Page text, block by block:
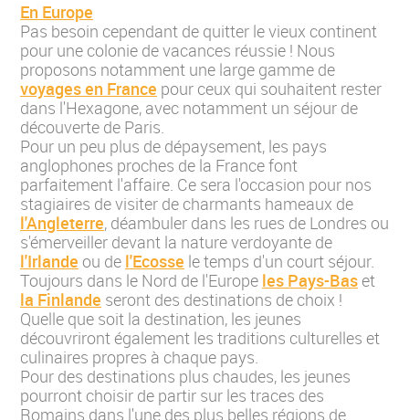
En Europe
Pas besoin cependant de quitter le vieux continent
pour une colonie de vacances réussie ! Nous
proposons notamment une large gamme de
voyages en France pour ceux qui souhaitent rester
dans l'Hexagone, avec notamment un séjour de
découverte de Paris.
Pour un peu plus de dépaysement, les pays
anglophones proches de la France font
parfaitement l'affaire. Ce sera l'occasion pour nos
stagiaires de visiter de charmants hameaux de
l'Angleterre, déambuler dans les rues de Londres ou
s'émerveiller devant la nature verdoyante de
l'Irlande ou de l'Ecosse le temps d'un court séjour.
Toujours dans le Nord de l'Europe les Pays-Bas et
la Finlande seront des destinations de choix !
Quelle que soit la destination, les jeunes
découvriront également les traditions culturelles et
culinaires propres à chaque pays.
Pour des destinations plus chaudes, les jeunes
pourront choisir de partir sur les traces des
Romains dans l'une des plus belles régions de